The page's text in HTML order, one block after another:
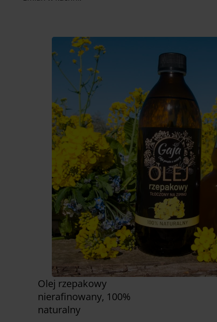
Olej rzepakowy
nierafinowany, 100%
naturalny